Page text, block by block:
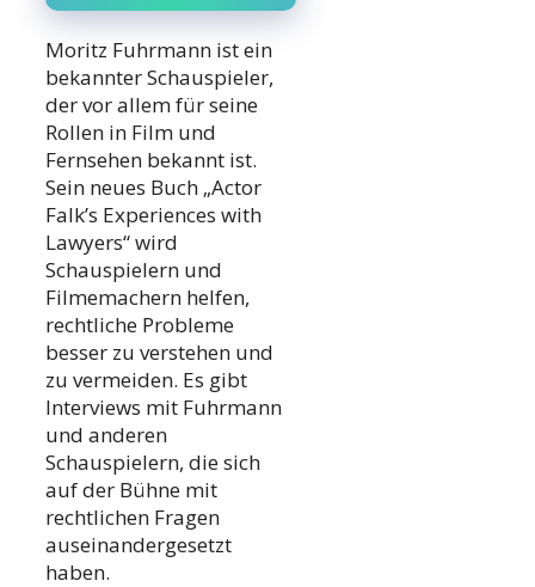
Moritz Fuhrmann ist ein
bekannter Schauspieler,
der vor allem für seine
Rollen in Film und
Fernsehen bekannt ist.
Sein neues Buch „Actor
Falk’s Experiences with
Lawyers“ wird
Schauspielern und
Filmemachern helfen,
rechtliche Probleme
besser zu verstehen und
zu vermeiden. Es gibt
Interviews mit Fuhrmann
und anderen
Schauspielern, die sich
auf der Bühne mit
rechtlichen Fragen
auseinandergesetzt
haben.